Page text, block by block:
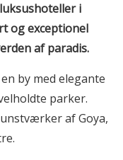
i
og exceptionel
af paradis.
by med elegante
parker.
af Goya,